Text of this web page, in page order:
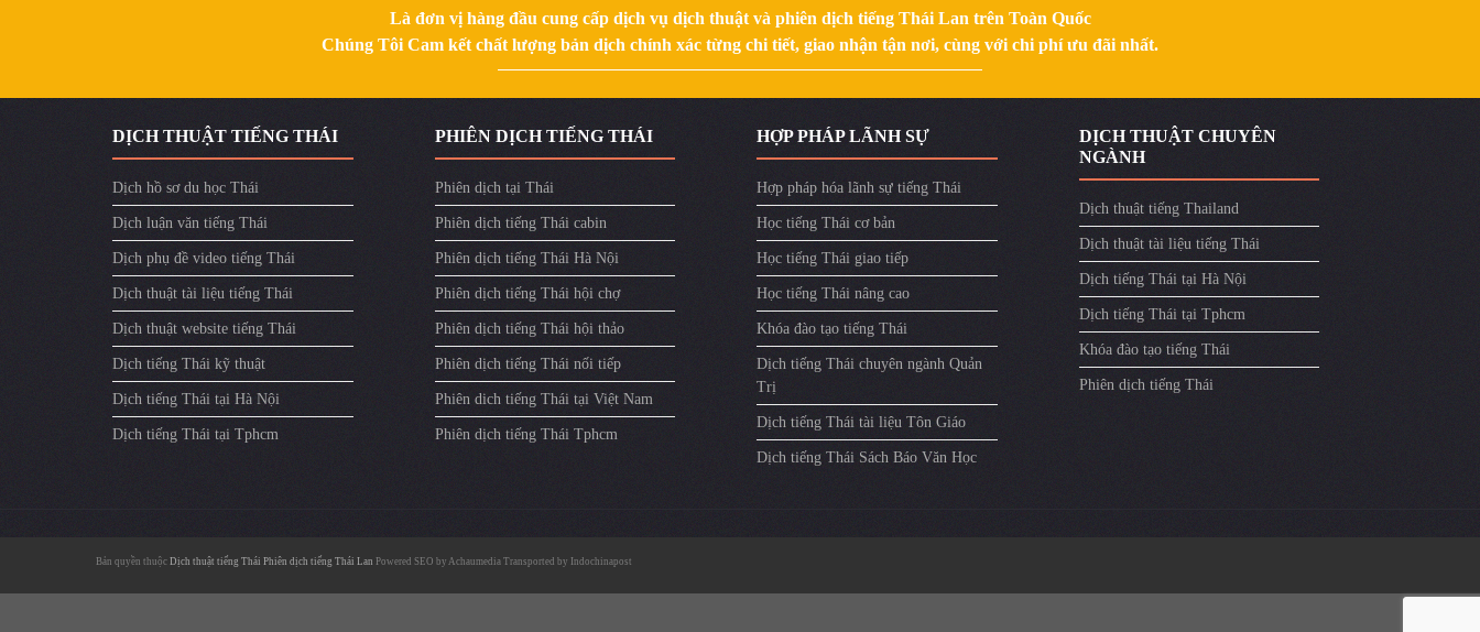
Là đơn vị hàng đầu cung cấp dịch vụ dịch thuật và phiên dịch tiếng Thái Lan trên Toàn Quốc
Chúng Tôi Cam kết chất lượng bản dịch chính xác từng chi tiết, giao nhận tận nơi, cùng với chi phí ưu đãi nhất.
DỊCH THUẬT TIẾNG THÁI
Dịch hồ sơ du học Thái
Dịch luận văn tiếng Thái
Dịch phụ đề video tiếng Thái
Dịch thuật tài liệu tiếng Thái
Dịch thuật website tiếng Thái
Dịch tiếng Thái kỹ thuật
Dịch tiếng Thái tại Hà Nội
Dịch tiếng Thái tại Tphcm
PHIÊN DỊCH TIẾNG THÁI
Phiên dịch tại Thái
Phiên dịch tiếng Thái cabin
Phiên dịch tiếng Thái Hà Nội
Phiên dịch tiếng Thái hội chợ
Phiên dịch tiếng Thái hội thảo
Phiên dịch tiếng Thái nối tiếp
Phiên dich tiếng Thái tại Việt Nam
Phiên dịch tiếng Thái Tphcm
HỢP PHÁP LÃNH SỰ
Hợp pháp hóa lãnh sự tiếng Thái
Học tiếng Thái cơ bản
Học tiếng Thái giao tiếp
Học tiếng Thái nâng cao
Khóa đào tạo tiếng Thái
Dịch tiếng Thái chuyên ngành Quản
Trị
Dịch tiếng Thái tài liệu Tôn Giáo
Dịch tiếng Thái Sách Báo Văn Học
DỊCH THUẬT CHUYÊN
NGÀNH
Dịch thuật tiếng Thailand
Dịch thuật tài liệu tiếng Thái
Dịch tiếng Thái tại Hà Nội
Dịch tiếng Thái tại Tphcm
Khóa đào tạo tiếng Thái
Phiên dịch tiếng Thái
Bản quyền thuộc Dịch thuật tiếng Thái Phiên dịch tiếng Thái Lan Powered SEO by Achaumedia Transported by Indochinapost